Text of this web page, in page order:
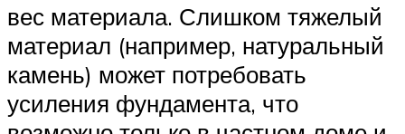
вес материала. Слишком тяжелый
материал (например, натуральный
камень) может потребовать
усиления фундамента, что